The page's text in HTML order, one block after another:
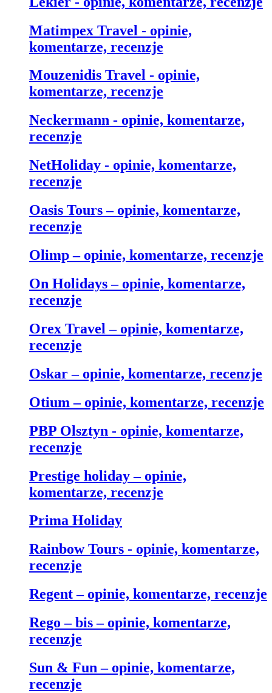
Matimpex Travel - opinie,
komentarze, recenzje
Mouzenidis Travel - opinie,
komentarze, recenzje
Neckermann - opinie, komentarze,
recenzje
NetHoliday - opinie, komentarze,
recenzje
Oasis Tours – opinie, komentarze,
recenzje
Olimp – opinie, komentarze, recenzje
On Holidays – opinie, komentarze,
recenzje
Orex Travel – opinie, komentarze,
recenzje
Oskar – opinie, komentarze, recenzje
Otium – opinie, komentarze, recenzje
PBP Olsztyn - opinie, komentarze,
recenzje
Prestige holiday – opinie,
komentarze, recenzje
Prima Holiday
Rainbow Tours - opinie, komentarze,
recenzje
Regent – opinie, komentarze, recenzje
Rego – bis – opinie, komentarze,
recenzje
Sun & Fun – opinie, komentarze,
recenzje